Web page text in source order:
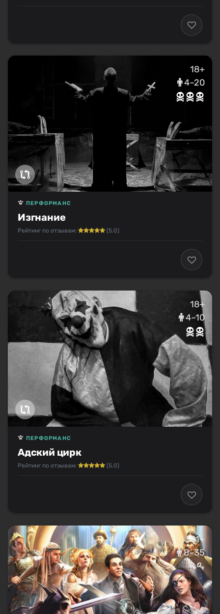
18+
4–20
Изгнание
ПЕРФОРМАНС
Рейтинг по отзывам: (5.0)
18+
4–10
Адский цирк
ПЕРФОРМАНС
Рейтинг по отзывам: (5.0)
11+
8–35